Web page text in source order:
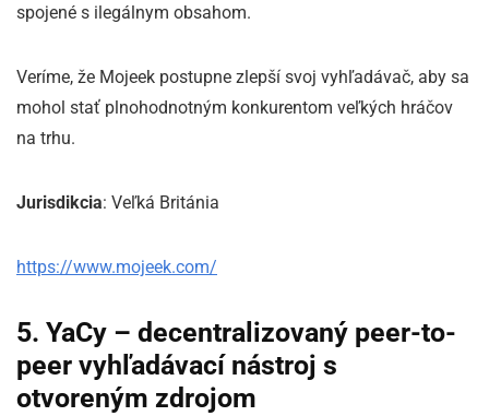
spojené s ilegálnym obsahom.
Veríme, že Mojeek postupne zlepší svoj vyhľadávač, aby sa
mohol stať plnohodnotným konkurentom veľkých hráčov
na trhu.
Jurisdikcia: Veľká Británia
https://www.mojeek.com/
5. YaCy – decentralizovaný peer-to-
peer vyhľadávací nástroj s
otvoreným zdrojom